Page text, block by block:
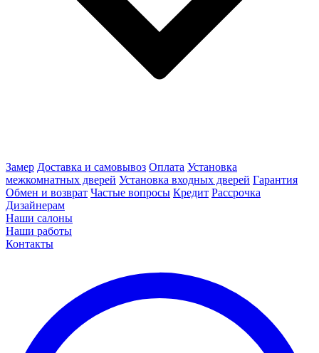
Замер Доставка и самовывоз Оплата Установка
межкомнатных дверей Установка входных дверей Гарантия
Обмен и возврат Частые вопросы Кредит Рассрочка
Дизайнерам
Наши салоны
Наши работы
Контакты